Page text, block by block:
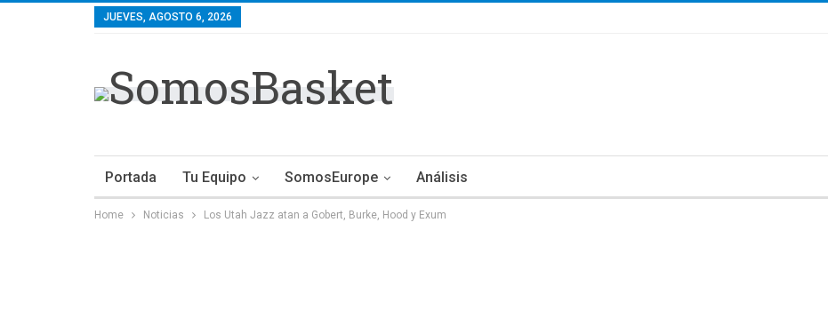
JUEVES, AGOSTO 6, 2026
Portada Tu Equipo SomosEurope Análisis
Home Noticias Los Utah Jazz atan a Gobert, Burke, Hood y Exum